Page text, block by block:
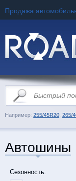
Продажа
Например: 255/45R20 265/
Автошины
Сезонность: